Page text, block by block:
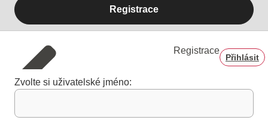
Registrace
Registrace
Přihlásit
Zvolte si uživatelské jméno: